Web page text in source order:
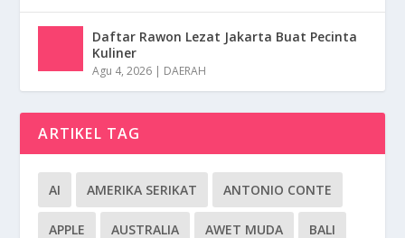
Daftar Rawon Lezat Jakarta Buat Pecinta
Kuliner
Agu 4, 2026 | DAERAH
ARTIKEL TAG
AI AMERIKA SERIKAT ANTONIO CONTE
APPLE AUSTRALIA AWET MUDA BALI